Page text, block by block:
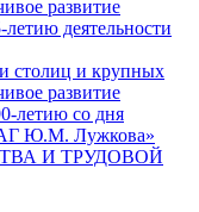
развитие
деятельности
столиц и крупных
развитие
летию со дня
Ю.М. Лужкова»
И ТРУДОВОЙ